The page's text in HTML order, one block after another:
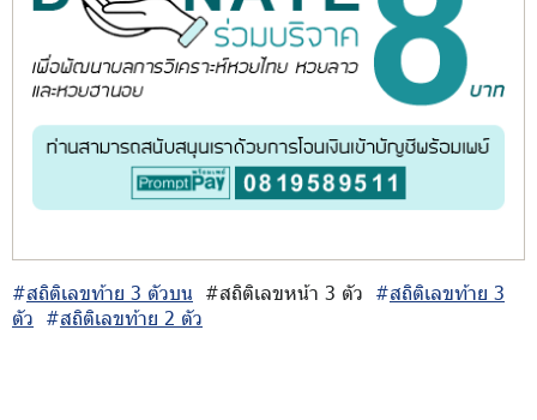
#สถิติเลขท้าย 3 ตัวบน #สถิติเลขหน้า 3 ตัว #สถิติเลขท้าย 3
ตัว #สถิติเลขท้าย 2 ตัว